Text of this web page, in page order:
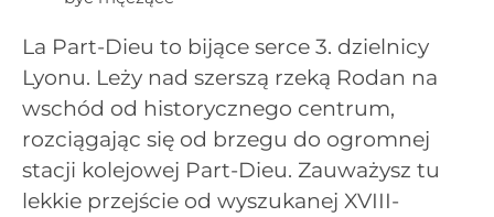
La Part-Dieu to bijące serce 3. dzielnicy
Lyonu. Leży nad szerszą rzeką Rodan na
wschód od historycznego centrum,
rozciągając się od brzegu do ogromnej
stacji kolejowej Part-Dieu. Zauważysz tu
lekkie przejście od wyszukanej XVIII-